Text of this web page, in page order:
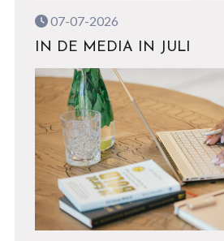
07-07-2026
IN DE MEDIA IN JULI